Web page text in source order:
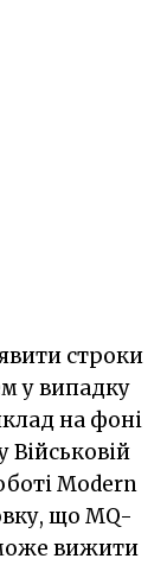
строки
у випадку
на фоні
Modern
що MQ-
вижити